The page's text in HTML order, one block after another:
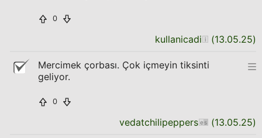
0
kullanicadi (13.05.25)
Mercimek çorbası. Çok içmeyin tiksinti
geliyor.
0
vedatchilipeppers (13.05.25)